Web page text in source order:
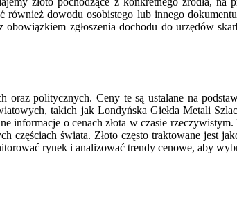
dowodu osobistego lub innego
zgłoszenia dochodu do urzędów
politycznych. Ceny te są ustalane na
takich jak Londyńska Giełda Metali
informacje o cenach złota w czasie
świata. Złoto często traktowane jest
rynek i analizować trendy cenowe, aby